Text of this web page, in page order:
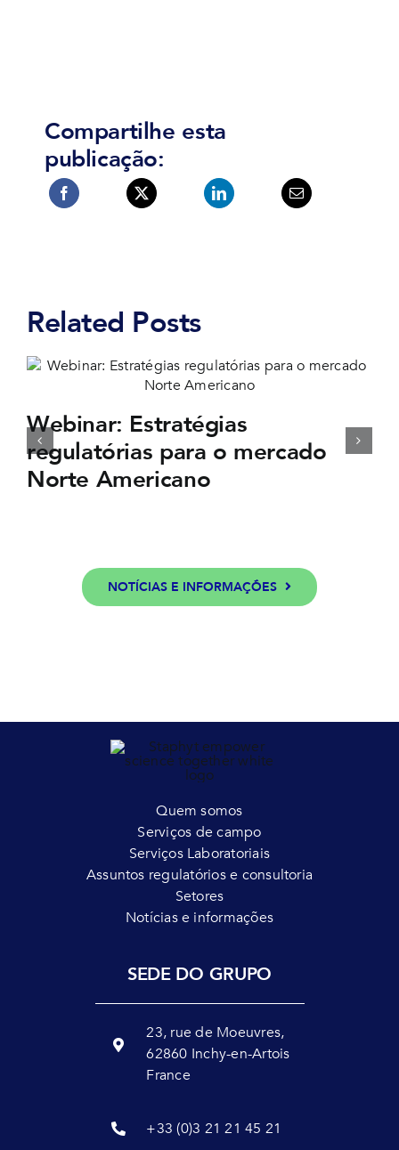
Compartilhe esta
publicação:
Related Posts
Webinar: Estratégias
regulatórias para o mercado
Norte Americano
NOTÍCIAS E INFORMAÇÕES
Quem somos
Serviços de campo
Serviços Laboratoriais
Assuntos regulatórios e consultoria
Setores
Notícias e informações
SEDE DO GRUPO
23, rue de Moeuvres,
62860 Inchy-en-Artois
France
+33 (0)3 21 21 45 21